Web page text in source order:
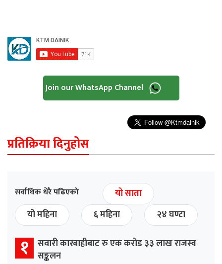
Join our WhatsApp Channel
प्रतिक्रिया दिनुहोस
सर्वाधिक धेरै पढिएको
यो साता
यो महिना
६ महिना २४ घण्टा
१ सवारी कारबाहीबाट रु एक करोड ३३ लाख राजस्व
सङ्कलन